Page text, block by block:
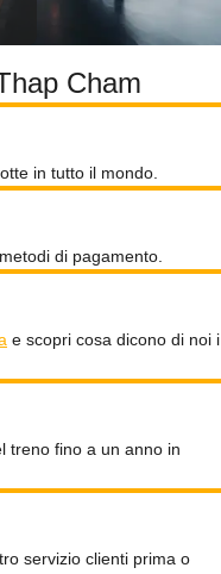
Cham
in tutto il mondo.
di pagamento.
e scopri cosa dicono di noi i
treno fino a un anno in
servizio clienti prima o